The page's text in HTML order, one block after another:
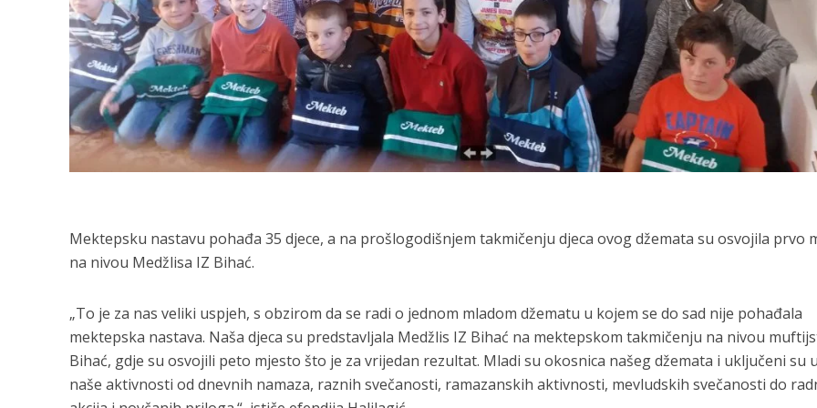
Mektepsku nastavu pohađa 35 djece, a na prošlogodišnjem takmičenju djeca ovog džemata su osvojila prvo
na nivou Medžlisa IZ Bihać.
„To je za nas veliki uspjeh, s obzirom da se radi o jednom mladom džematu u kojem se do sad nije pohađala
mektepska nastava. Naša djeca su predstavljala Medžlis IZ Bihać na mektepskom takmičenju na nivou
Bihać, gdje su osvojili peto mjesto što je za vrijedan rezultat. Mladi su okosnica našeg džemata i uključeni su
naše aktivnosti od dnevnih namaza, raznih svečanosti, ramazanskih aktivnosti, mevludskih svečanosti do